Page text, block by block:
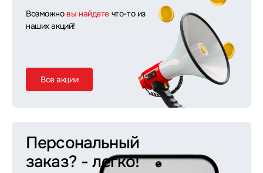
Возможно вы найдете что-то из
наших акций!
Все акции
Персональный
заказ? - легко!